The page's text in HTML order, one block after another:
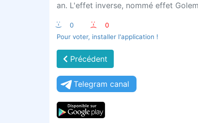
an. L'effet inverse, nommé effet
:-) 0 :-(
0
Pour voter, installer l'application !
Précédent
Telegram canal